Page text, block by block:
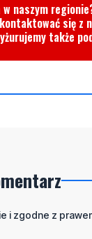
naszym
się
także
i zgodne z